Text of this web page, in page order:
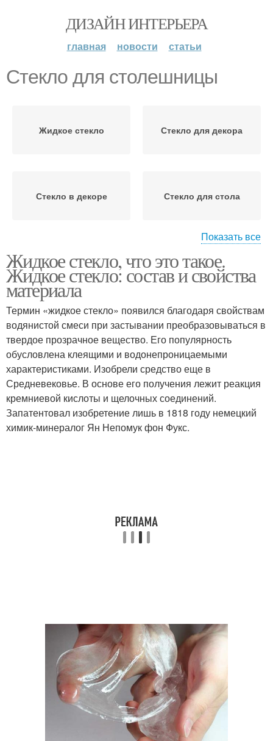
ДИЗАЙН ИНТЕРЬЕРА
главная новости статьи
Стекло для столешницы
Жидкое стекло Стекло для декора
Стекло в декоре Стекло для стола
Стекло на телефон Стекло для смартфонов
Стекло для авто
Стекло для
гидроизоляции
Стекло для дерева
Показать все
Жидкое стекло, что это такое.
Жидкое стекло: состав и свойства
материала
Термин «жидкое стекло» появился благодаря свойствам
водянистой смеси при застывании преобразовываться в
твердое прозрачное вещество. Его популярность
обусловлена клеящими и водонепроницаемыми
характеристиками. Изобрели средство еще в
Средневековье. В основе его получения лежит реакция
кремниевой кислоты и щелочных соединений.
Запатентовал изобретение лишь в 1818 году немецкий
химик-минералог Ян Непомук фон Фукс.